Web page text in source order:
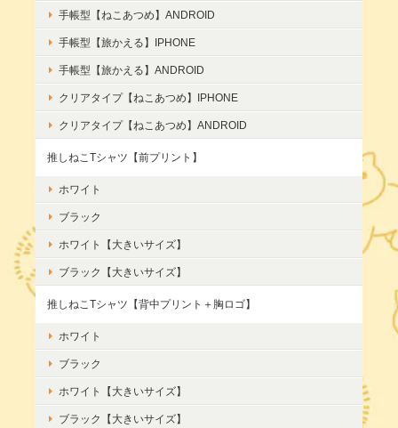
手帳型【ねこあつめ】ANDROID
手帳型【旅かえる】IPHONE
手帳型【旅かえる】ANDROID
クリアタイプ【ねこあつめ】IPHONE
クリアタイプ【ねこあつめ】ANDROID
推しねこTシャツ【前プリント】
ホワイト
ブラック
ホワイト【大きいサイズ】
ブラック【大きいサイズ】
推しねこTシャツ【背中プリント＋胸ロゴ】
ホワイト
ブラック
ホワイト【大きいサイズ】
ブラック【大きいサイズ】